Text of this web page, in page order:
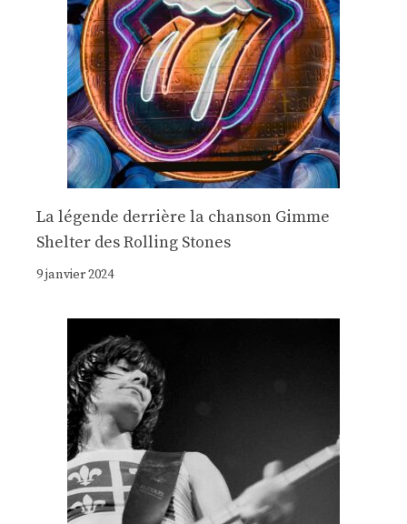
La légende derrière la chanson Gimme
Shelter des Rolling Stones
9 janvier 2024